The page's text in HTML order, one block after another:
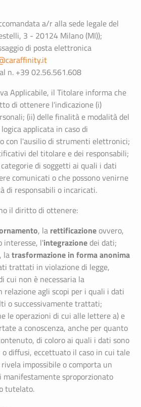
a/r alla sede legale del
3 - 20124 Milano (MI));
di posta elettronica
n. +39 02.56.561.608
Applicabile, il Titolare informa che
di ottenere l'indicazione (i)
(ii) delle finalità e modalità del
applicata in caso di
con l'ausilio di strumenti elettronici;
del titolare e dei responsabili;
di soggetti ai quali i dati
comunicati o che possono venirne
di responsabili o incaricati.
il diritto di ottenere:
, la rettificazioneovvero,
interesse, l'integrazionedei dati;
, latrasformazione in forma anonima
trattati in violazione di legge,
cui non è necessaria la
relazione agli scopi per i quali i dati
o successivamente trattati;
le operazioni di cui alle lettere a) e
a conoscenza, anche per quanto
di coloro ai quali i dati sono
diffusi, eccettuato il caso in cui tale
impossibile o comporta un
manifestamente sproporzionato
tutelato.